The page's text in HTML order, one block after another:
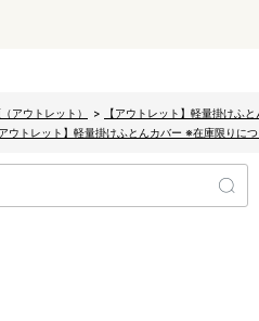
アウトレット） >
【アウトレット】軽量掛けふ
アウトレット】軽量掛けふとんカバー ※在庫限りに